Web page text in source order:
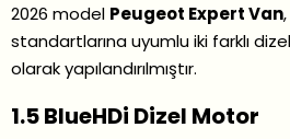
2026 model Peugeot Expert Van
standartlarına uyumlu iki farklı
olarak yapılandırılmıştır.
1.5 BlueHDi Dizel Motor